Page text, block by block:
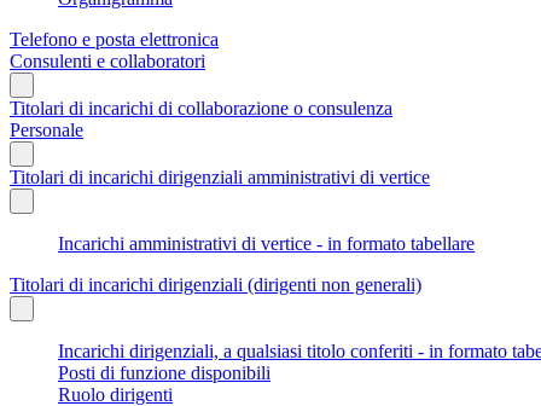
Telefono e posta elettronica
Consulenti e collaboratori
Titolari di incarichi di collaborazione o consulenza
Personale
Titolari di incarichi dirigenziali amministrativi di vertice
Incarichi amministrativi di vertice - in formato tabellare
Titolari di incarichi dirigenziali (dirigenti non generali)
Incarichi dirigenziali, a qualsiasi titolo conferiti - in formato
Posti di funzione disponibili
Ruolo dirigenti